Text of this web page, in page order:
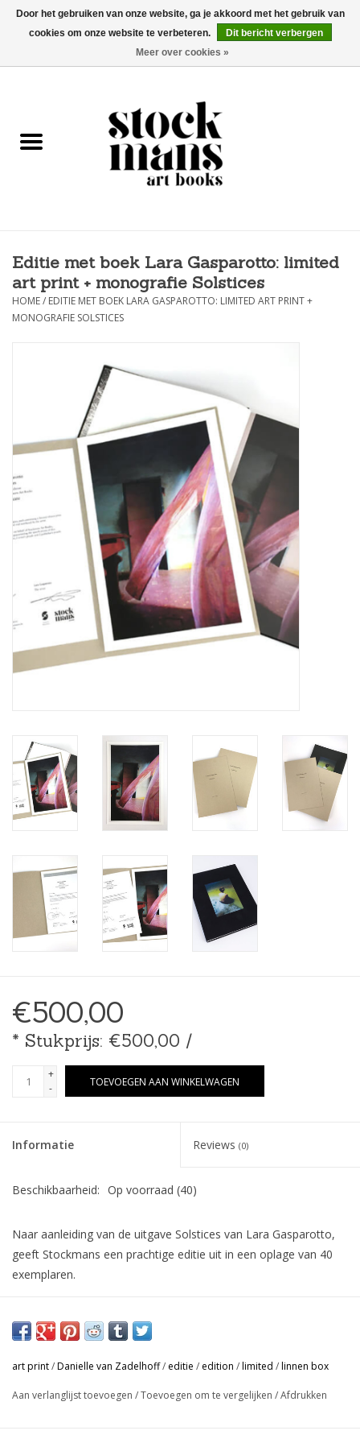
0 Artikelen - €0,00
KALENDERS
BOEKHANDELS / BEURZEN
Editie met boek Lara Gasparotto: limited
art print + monografie Solstices
HOME/ EDITIE MET BOEK LARA GASPAROTTO: LIMITED ART PRINT +
MONOGRAFIE SOLSTICES
€500,00
* Stukprijs: €500,00 /
+
-
TOEVOEGEN AAN WINKELWAGEN
Informatie Reviews (0)
Beschikbaarheid: Op voorraad (40)
Naar aanleiding van de uitgave Solstices van Lara Gasparotto,
geeft Stockmans een prachtige editie uit in een oplage van 40
exemplaren.
Lara Gasparotto - Solctices
Collector’s edition
Published by Stockmans Art Books
Collector’s edition
art print/Danielle van Zadelhoff/ editie / edition /limited /linnen box
Aan verlanglijst toevoegen /Toevoegen om te vergelijken /Afdrukken
Door het gebruiken van onze website, ga je akkoord met het gebruik van
cookies om onze website te verbeteren.
Dit bericht verbergen
Meer over cookies »